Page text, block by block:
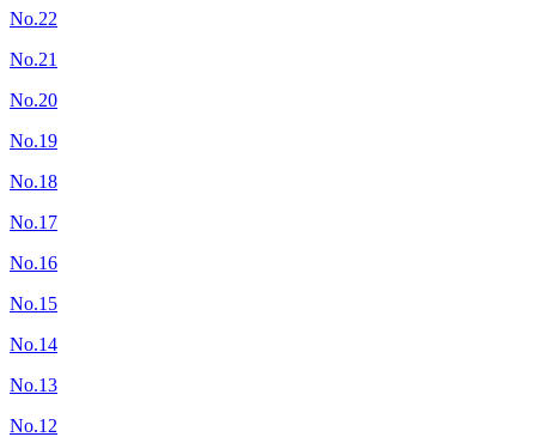
No.22
No.21
No.20
No.19
No.18
No.17
No.16
No.15
No.14
No.13
No.12